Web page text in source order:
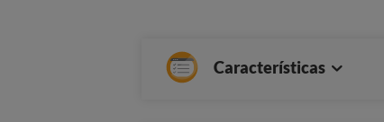
Características